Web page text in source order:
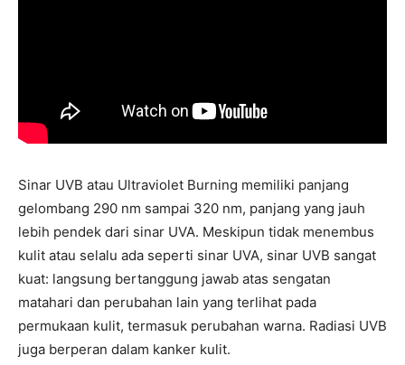
Sinar UVB atau Ultraviolet Burning memiliki panjang
gelombang 290 nm sampai 320 nm, panjang yang jauh
lebih pendek dari sinar UVA. Meskipun tidak menembus
kulit atau selalu ada seperti sinar UVA, sinar UVB sangat
kuat: langsung bertanggung jawab atas sengatan
matahari dan perubahan lain yang terlihat pada
permukaan kulit, termasuk perubahan warna. Radiasi UVB
juga berperan dalam kanker kulit.